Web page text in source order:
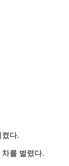
다.
를 벌렸다.